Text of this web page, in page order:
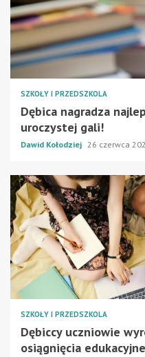
SZKOŁY I PRZEDSZKOLA
Dębica nagradza
uroczystej gali!
Dawid Kołodziej 26 czerwca
SZKOŁY I PRZEDSZKOLA
Dębiccy uczniowie
osiągnięcia